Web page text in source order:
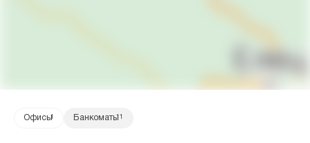
Офисы
1 Банкоматы11